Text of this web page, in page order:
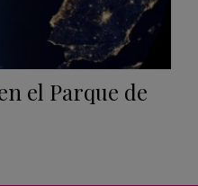
el Parque de